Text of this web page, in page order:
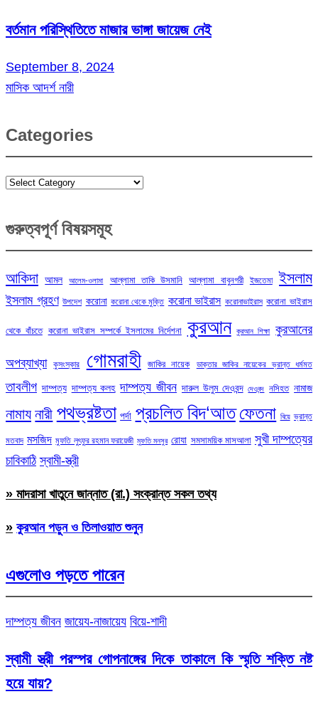
বর্তমান পরিস্থিতিতে মাজার ভাঙ্গা জায়েজ নেই
September 8, 2024
মাসিক আদর্শ নারী
Categories
Categories
গুরুত্বপূর্ণ বিষয়সমূহ
আকিদা আমল আলেম-ওলামা আল্লামা তাকি উসমানি আল্লামা বাবুনগরী ইজতেমা ইসলাম
ইসলাম গ্রহণ উপদেশ করোনা করোনা থেকে মুক্তি করোনা ভাইরাস করোনাভাইরাস করোনা ভাইরাস
থেকে বাঁচতে করোনা ভাইরাস সম্পর্কে ইসলামের নির্দেশনা কুরআন কুরআন শিক্ষা কুরআনের
অপব্যাখ্যা কুসংস্কার গোমরাহী জাকির নায়েক ডাক্তার জাকির নায়েকের ভ্রান্ত ধর্মমত
তাবলীগ দাম্পত্য দাম্পত্য কলহ দাম্পত্য জীবন দারুল উলুম দেওবন্দ দেওবন্দ নসিহত নামাজ
নামায নারী পথভ্রষ্টতা পর্দা প্রচলিত বিদ‘আত ফেতনা বিয়ে ভ্রান্ত
মতবাদ মসজিদ মুফতি লুৎফুর রহমান ফরায়েজী মুফতি মনসুর রোযা সমসাময়িক মাসআলা সুখী দাম্পত্যের
চাবিকাঠি স্বামী-স্ত্রী
» মাদরাসা খাতুনে জান্নাত (রা.) সংক্রান্ত সকল তথ্য
» কুরআন পড়ুন ও তিলাওয়াত শুনুন
এগুলোও পড়তে পারেন
দাম্পত্য জীবন জায়েয-নাজায়েয বিয়ে-শাদী
স্বামী স্ত্রী পরস্পর গোপনাঙ্গের দিকে তাকালে কি স্মৃতি শক্তি নষ্ট
হয়ে যায়?